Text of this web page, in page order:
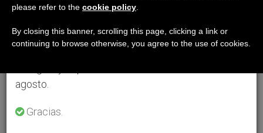
se generan menos informaciones y también el
agosto.
Gracias.
please refer to the cookie policy
By closing this banner, scrolling this page, clicking a link or
continuing to browse otherwise, you agree to the use of cookies.